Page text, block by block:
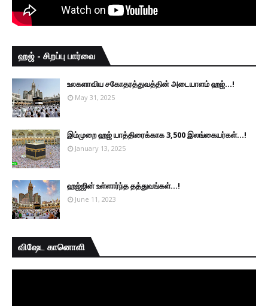
ஹஜ் - சிறப்பு பார்வை
உலகளாவிய சகோதரத்துவத்தின் அடையாளம் ஹஜ்...!
May 31, 2025
இம்முறை ஹஜ் யாத்திரைக்காக 3,500 இலங்கையர்கள்...!
January 13, 2025
ஹஜ்ஜின் உள்ளார்ந்த தத்துவங்கள்...!
June 11, 2023
விஷேட கானொளி